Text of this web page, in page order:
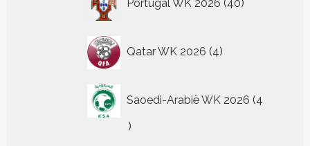
Portugal WK 2026 40
producten
Qatar WK 2026 4
producten
Saoedi-Arabië WK 2026 4
4